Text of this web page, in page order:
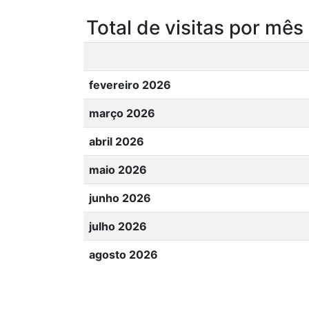
Total de visitas por mês
fevereiro 2026
março 2026
abril 2026
maio 2026
junho 2026
julho 2026
agosto 2026